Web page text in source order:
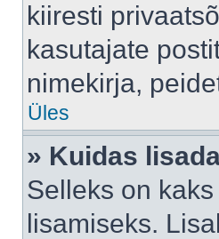
kiiresti
kasutajate
nimekirja,
Üles
» Kuidas
Selleks on
lisamiseks.